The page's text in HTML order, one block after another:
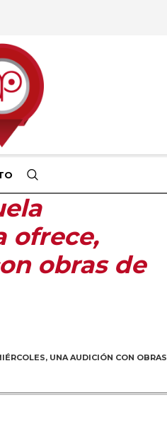
ofrece,
obras de
UNA AUDICIÓN CON OBRAS